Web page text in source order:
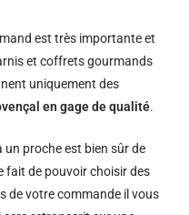
est très importante et
et coffrets gourmands
uniquement des
en gage de qualité.
un proche est bien sûr de
fait de pouvoir choisir des
de votre commande il vous